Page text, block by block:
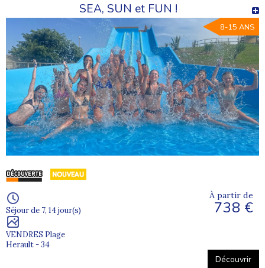
SEA, SUN et FUN !
8-15 ANS
Séjour de 7, 14 jour(s)
VENDRES Plage
Herault - 34
À partir de
738 €
Découvrir